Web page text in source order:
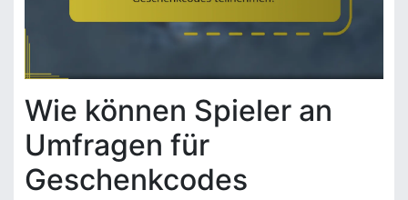
Wie können Spieler an
Umfragen für
Geschenkcodes